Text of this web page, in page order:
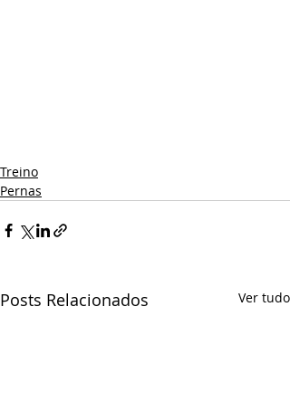
Treino
Pernas
Posts Relacionados Ver tudo